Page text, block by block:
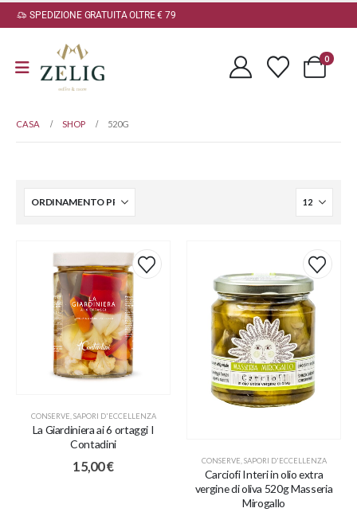
SPEDIZIONE GRATUITA OLTRE € 79
0
CASA SHOP 520G
CONSERVE SAPORI D'ECCELLENZA
La Giardiniera ai 6 ortaggi I
Contadini
15,00€ CONSERVE SAPORI D'ECCELLENZA
Carciofi Interi in olio extra
vergine di oliva 520g Masseria
Mirogallo